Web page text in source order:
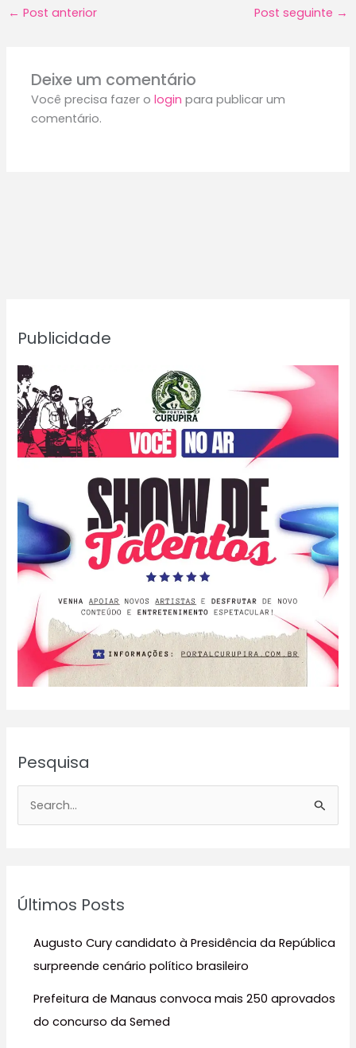
Publicidade
Pesquisa
iÚltimos Posts
Augusto Cury candidato à Presidência da República
surpreende cenário político brasileiro
Prefeitura de Manaus convoca mais 250 aprovados
do concurso da Semed
← Post anterior Post seguinte →
Deixe um comentário
Você precisa fazer ologin para publicar um
comentário.